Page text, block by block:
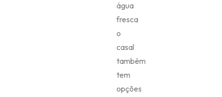
água
fresca
o
casal
também
tem
opções